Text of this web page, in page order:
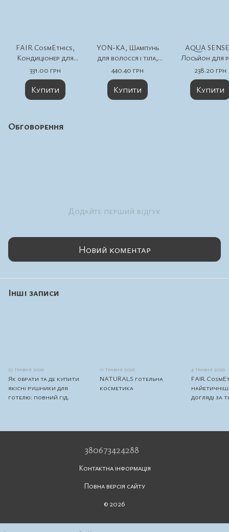
FAIR CosmEthics,
Кондиціонер для
волосся, Pump
dispenser 300 мл.
331.00 грн
Купити
YON-KA, Шампунь
для волосся і тіла,
Pump dispenser 300 мл
440.40 грн
Купити
AQUA
Лосьйон для
тіла, Pump
300 мл.
238.20 грн
Купити
Обговорення
Додайте перший відгук
Новий коментар
Інші записи
25 травня 2026
Як обрати та де купити
якісні рушники для
готелю: повний гід.
11 травня 2026
NATURALS готельна
косметика
4 травня 2026
FAIR
догляді за
380673424288
Контактна інформація
Повна версія сайту
© 2026